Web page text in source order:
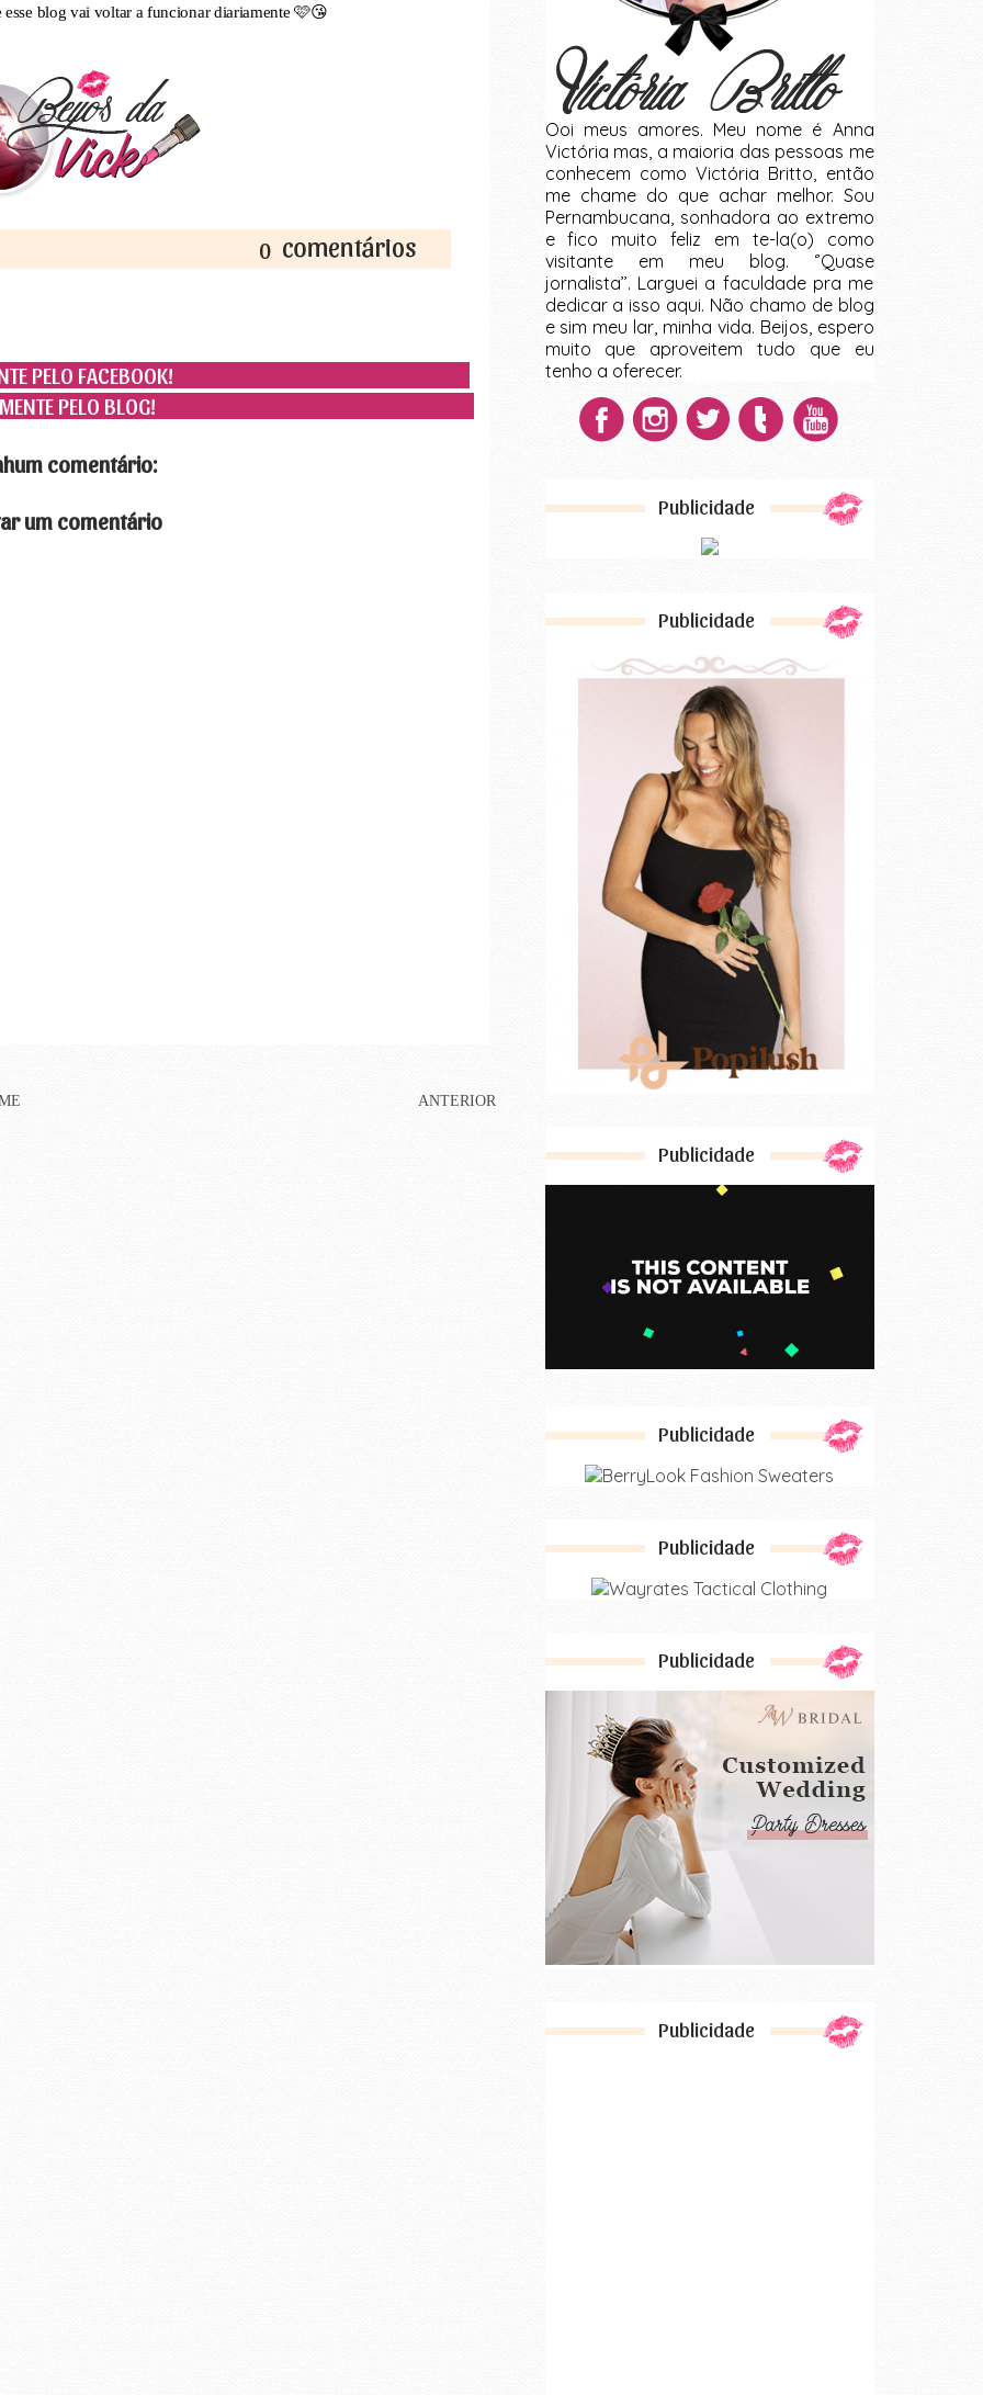
blog vai voltar a funcionar diariamente 🩷😘
0
PELO FACEBOOK!
PELO BLOG!
comentário:
um comentário
ANTERIOR
Ooi meus amores. Meu nome é Anna
Victória mas, a maioria das pessoas me
conhecem como Victória Britto, então
me chame do que achar melhor. Sou
Pernambucana, sonhadora ao extremo
e fico muito feliz em te-la(o) como
visitante em meu blog. ‘’Quase
jornalista’’. Larguei a faculdade pra me
dedicar a isso aqui. Não chamo de blog
e sim meu lar, minha vida. Beijos, espero
muito que aproveitem tudo que eu
tenho a oferecer.
Publicidade
Publicidade
Publicidade
Publicidade
Publicidade
Publicidade
Publicidade